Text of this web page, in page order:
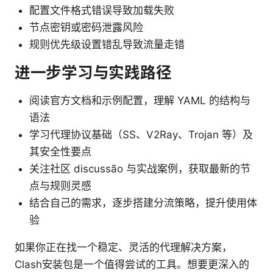
配置文件格式错误导致加载失败
节点密钥或密码泄露风险
规则优先级设置错乱导致流量走错
进一步学习与实践路径
阅读官方文档和示例配置，理解 YAML 的结构与
语法
学习代理协议基础（SS、V2Ray、Trojan 等）及
其安全性要点
关注社区 discussão 与实战案例，获取最新的节
点与规则灵感
结合自己的需求，逐步搭建分流策略，提升使用体
验
如果你正在找一个稳定、灵活的代理解决方案，
Clash安装包是一个值得尝试的工具。想要更深入的